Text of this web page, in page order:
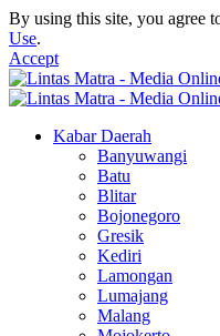
By using this site, you agree
Use.
Accept
Kabar Daerah
Banyuwangi
Batu
Blitar
Bojonegoro
Gresik
Kediri
Lamongan
Lumajang
Malang